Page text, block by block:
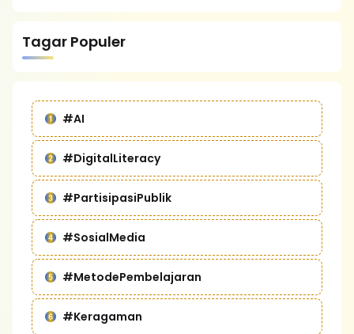
Tagar Populer
#AI
#DigitalLiteracy
#PartisipasiPublik
#SosialMedia
#MetodePembelajaran
#Keragaman